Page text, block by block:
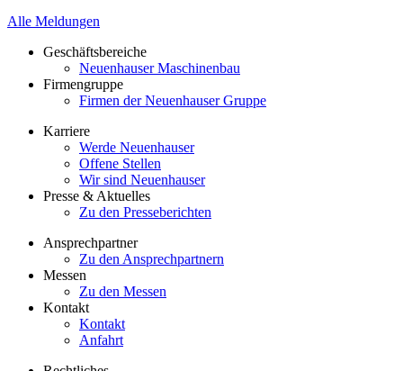
Alle Meldungen
Geschäftsbereiche
Neuenhauser Maschinenbau
Firmengruppe
Firmen der Neuenhauser Gruppe
Karriere
Werde Neuenhauser
Offene Stellen
Wir sind Neuenhauser
Presse & Aktuelles
Zu den Presseberichten
Ansprechpartner
Zu den Ansprechpartnern
Messen
Zu den Messen
Kontakt
Kontakt
Anfahrt